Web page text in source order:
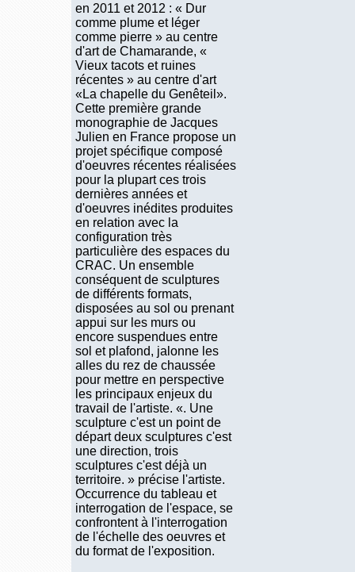
en 2011 et 2012 : « Dur
comme plume et léger
comme pierre » au centre
d'art de Chamarande, «
Vieux tacots et ruines
récentes » au centre d'art
«La chapelle du Genêteil».
Cette première grande
monographie de Jacques
Julien en France propose un
projet spécifique composé
d'oeuvres récentes réalisées
pour la plupart ces trois
dernières années et
d'oeuvres inédites produites
en relation avec la
configuration très
particulière des espaces du
CRAC. Un ensemble
conséquent de sculptures
de différents formats,
disposées au sol ou prenant
appui sur les murs ou
encore suspendues entre
sol et plafond, jalonne les
alles du rez de chaussée
pour mettre en perspective
les principaux enjeux du
travail de l'artiste. «. Une
sculpture c'est un point de
départ deux sculptures c'est
une direction, trois
sculptures c'est déjà un
territoire. » précise l'artiste.
Occurrence du tableau et
interrogation de l'espace, se
confrontent à l'interrogation
de l'échelle des oeuvres et
du format de l'exposition.